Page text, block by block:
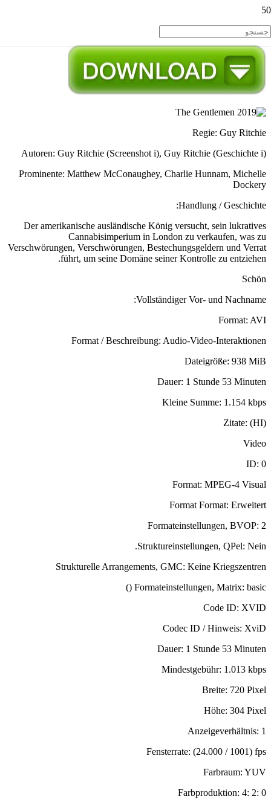
Regie: Guy Ritchie
Autoren: Guy Ritchie (Screenshot i), Guy Ritchie (Geschichte i)
Prominente: Matthew McConaughey, Charlie Hunnam, Michelle
Dockery
Handlung / Geschichte:
Der amerikanische ausländische König versucht, sein lukratives
Cannabisimperium in London zu verkaufen, was zu
Verschwörungen, Verschwörungen, Bestechungsgeldern und Verrat
führt, um seine Domäne seiner Kontrolle zu entziehen.
Schön
Vollständiger Vor- und Nachname:
Format: AVI
Format / Beschreibung: Audio-Video-Interaktionen
Dateigröße: 938 MiB
Dauer: 1 Stunde 53 Minuten
Kleine Summe: 1.154 kbps
Zitate: (HI)
Video
ID: 0
Format: MPEG-4 Visual
Format Format: Erweitert
Formateinstellungen, BVOP: 2
Struktureinstellungen, QPel: Nein.
Strukturelle Arrangements, GMC: Keine Kriegszentren
Formateinstellungen, Matrix: basic ()
Code ID: XVID
Codec ID / Hinweis: XviD
Dauer: 1 Stunde 53 Minuten
Mindestgebühr: 1.013 kbps
Breite: 720 Pixel
Höhe: 304 Pixel
Anzeigeverhältnis: 1
Fensterrate: (24.000 / 1001) fps
Farbraum: YUV
Farbproduktion: 4: 2: 0